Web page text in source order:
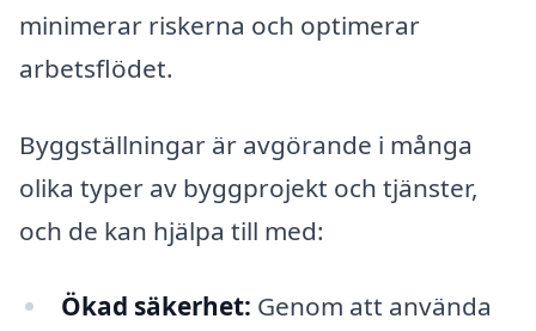
minimerar riskerna och optimerar
arbetsflödet.
Byggställningar är avgörande i många
olika typer av byggprojekt och tjänster,
och de kan hjälpa till med:
Ökad säkerhet: Genom att använda